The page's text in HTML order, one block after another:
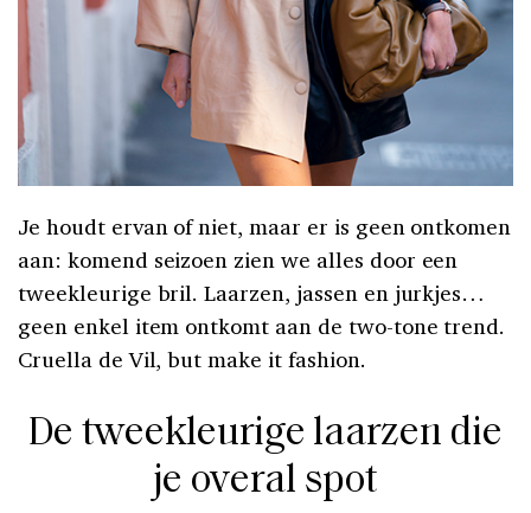
Je houdt ervan of niet, maar er is geen ontkomen
aan: komend seizoen zien we alles door een
tweekleurige bril. Laarzen, jassen en jurkjes…
geen enkel item ontkomt aan de two-tone trend.
Cruella de Vil, but make it fashion.
De tweekleurige laarzen die
je overal spot